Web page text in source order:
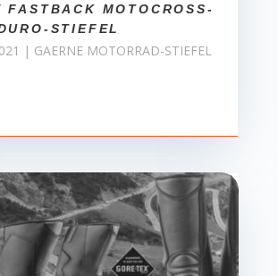
FASTBACK MOTOCROSS-
STIEFEL
| GAERNE MOTORRAD-STIEFEL